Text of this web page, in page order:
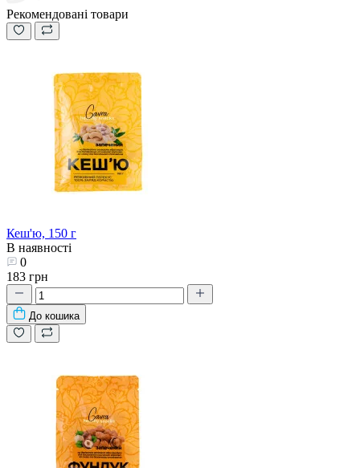
Рекомендовані товари
Кеш'ю, 150 г
В наявності
0
183 грн
До кошика